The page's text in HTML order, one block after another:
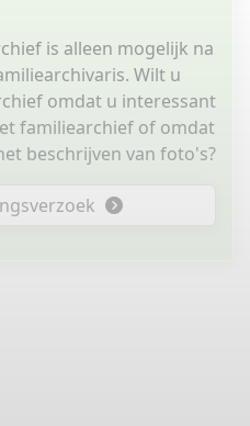
is alleen mogelijk na
Wilt u
omdat u interessant
familiearchief of omdat
beschrijven van foto's?